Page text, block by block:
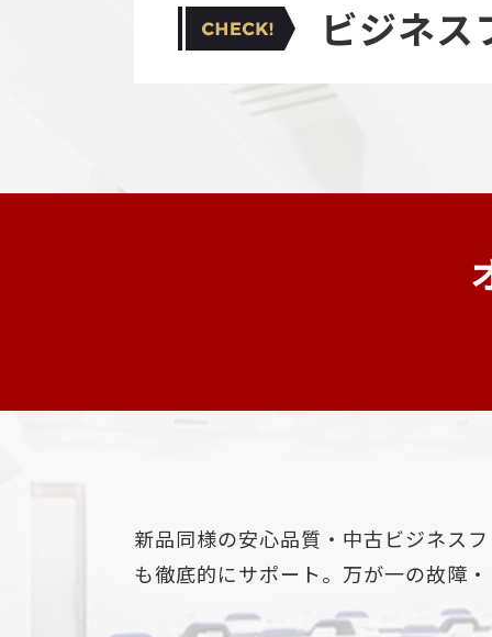
ビジネス
新品同様の安心品質・中古ビジネス
も徹底的にサポート。万が一の故障